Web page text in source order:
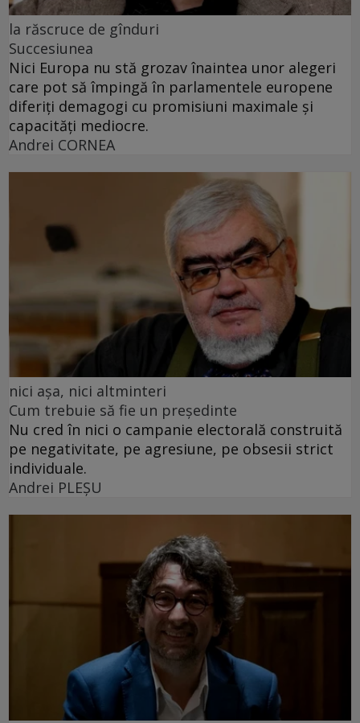
la răscruce de gînduri
Succesiunea
Nici Europa nu stă grozav înaintea unor alegeri
care pot să împingă în parlamentele europene
diferiți demagogi cu promisiuni maximale și
capacități mediocre.
Andrei CORNEA
nici așa, nici altminteri
Cum trebuie să fie un președinte
Nu cred în nici o campanie electorală construită
pe negativitate, pe agresiune, pe obsesii strict
individuale.
Andrei PLEŞU